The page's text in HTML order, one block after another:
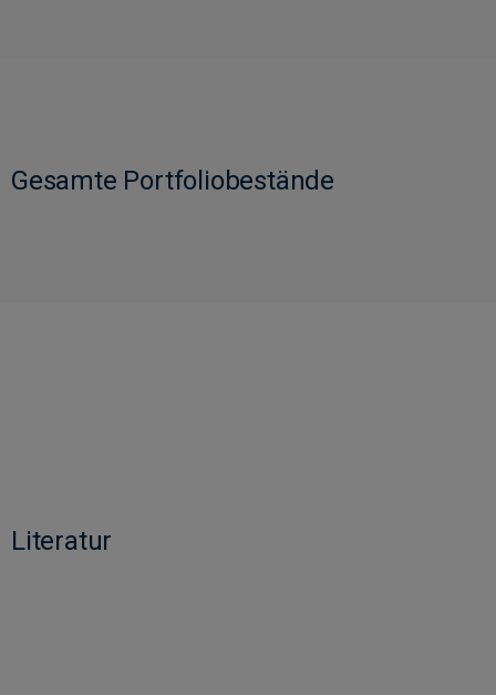
Gesamte Portfoliobestände
Literatur